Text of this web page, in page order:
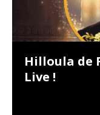
Hilloula de
Live !